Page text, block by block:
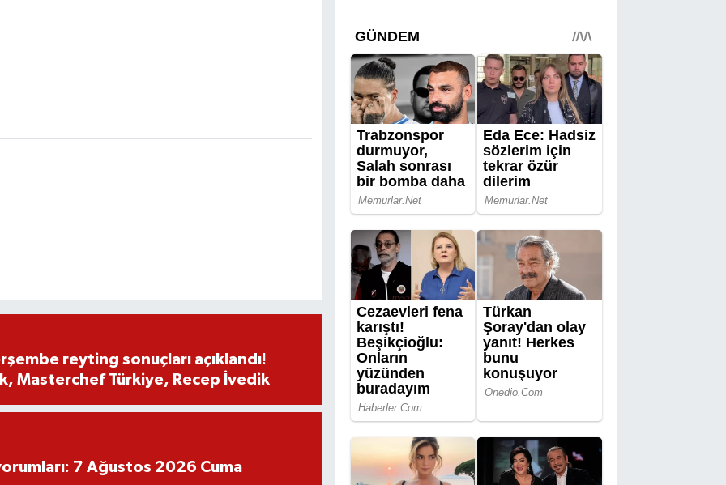
reyting sonuçları açıklandı!
Masterchef Türkiye, Recep İvedik
7 Ağustos 2026 Cuma